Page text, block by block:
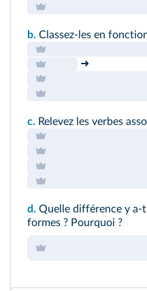
b. Classez-les en
➜
c. Relevez les verbes
d. Quelle différence y
formes ? Pourquoi ?